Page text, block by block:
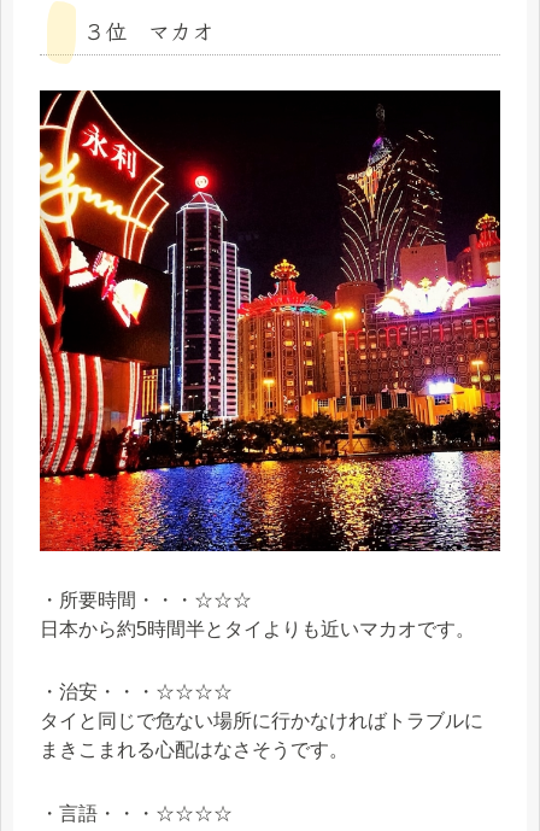
３位 マカオ
・所要時間・・・☆☆☆
日本から約5時間半とタイよりも近いマカオです。
・治安・・・☆☆☆☆
タイと同じで危ない場所に行かなければトラブルに
まきこまれる心配はなさそうです。
・言語・・・☆☆☆☆